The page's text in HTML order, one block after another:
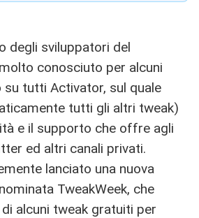
degli sviluppatori del
conosciuto per alcuni
tutti Activator, sul quale
tutti gli altri tweak)
e il supporto che offre agli
ed altri canali privati.
lanciato una nuova
TweakWeek, che
alcuni tweak gratuiti per